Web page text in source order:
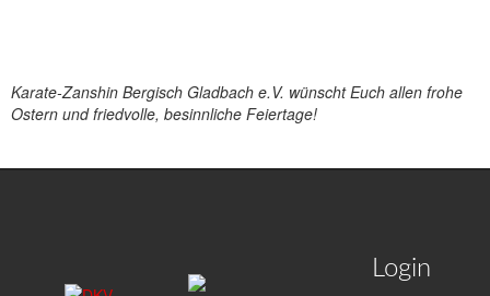
Karate-Zanshin Bergisch Gladbach e.V. wünscht Euch allen frohe
Ostern und friedvolle, besinnliche Feiertage!
Login